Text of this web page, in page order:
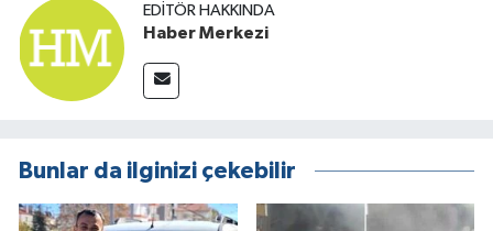
EDITÖR HAKKINDA
Haber Merkezi
Bunlar da ilginizi çekebilir